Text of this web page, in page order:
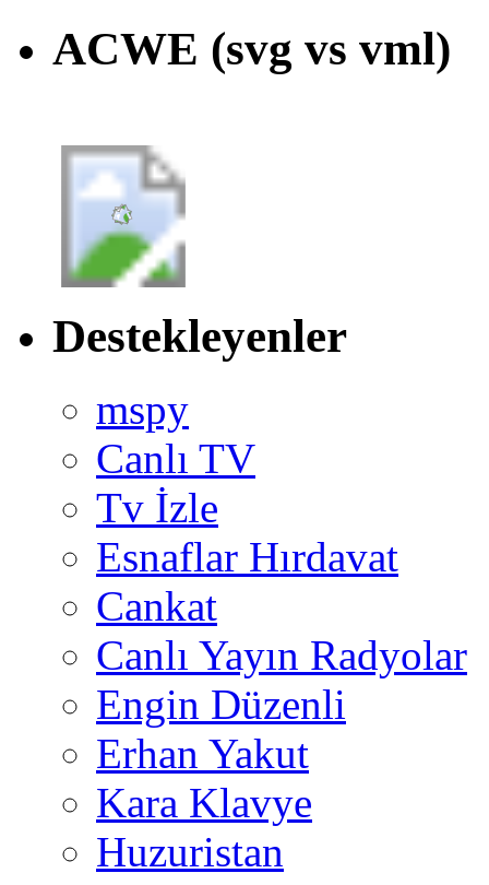
ACWE (svg vs vml)
Destekleyenler
mspy
Canlı TV
Tv İzle
Esnaflar Hırdavat
Cankat
Canlı Yayın Radyolar
Engin Düzenli
Erhan Yakut
Kara Klavye
Huzuristan